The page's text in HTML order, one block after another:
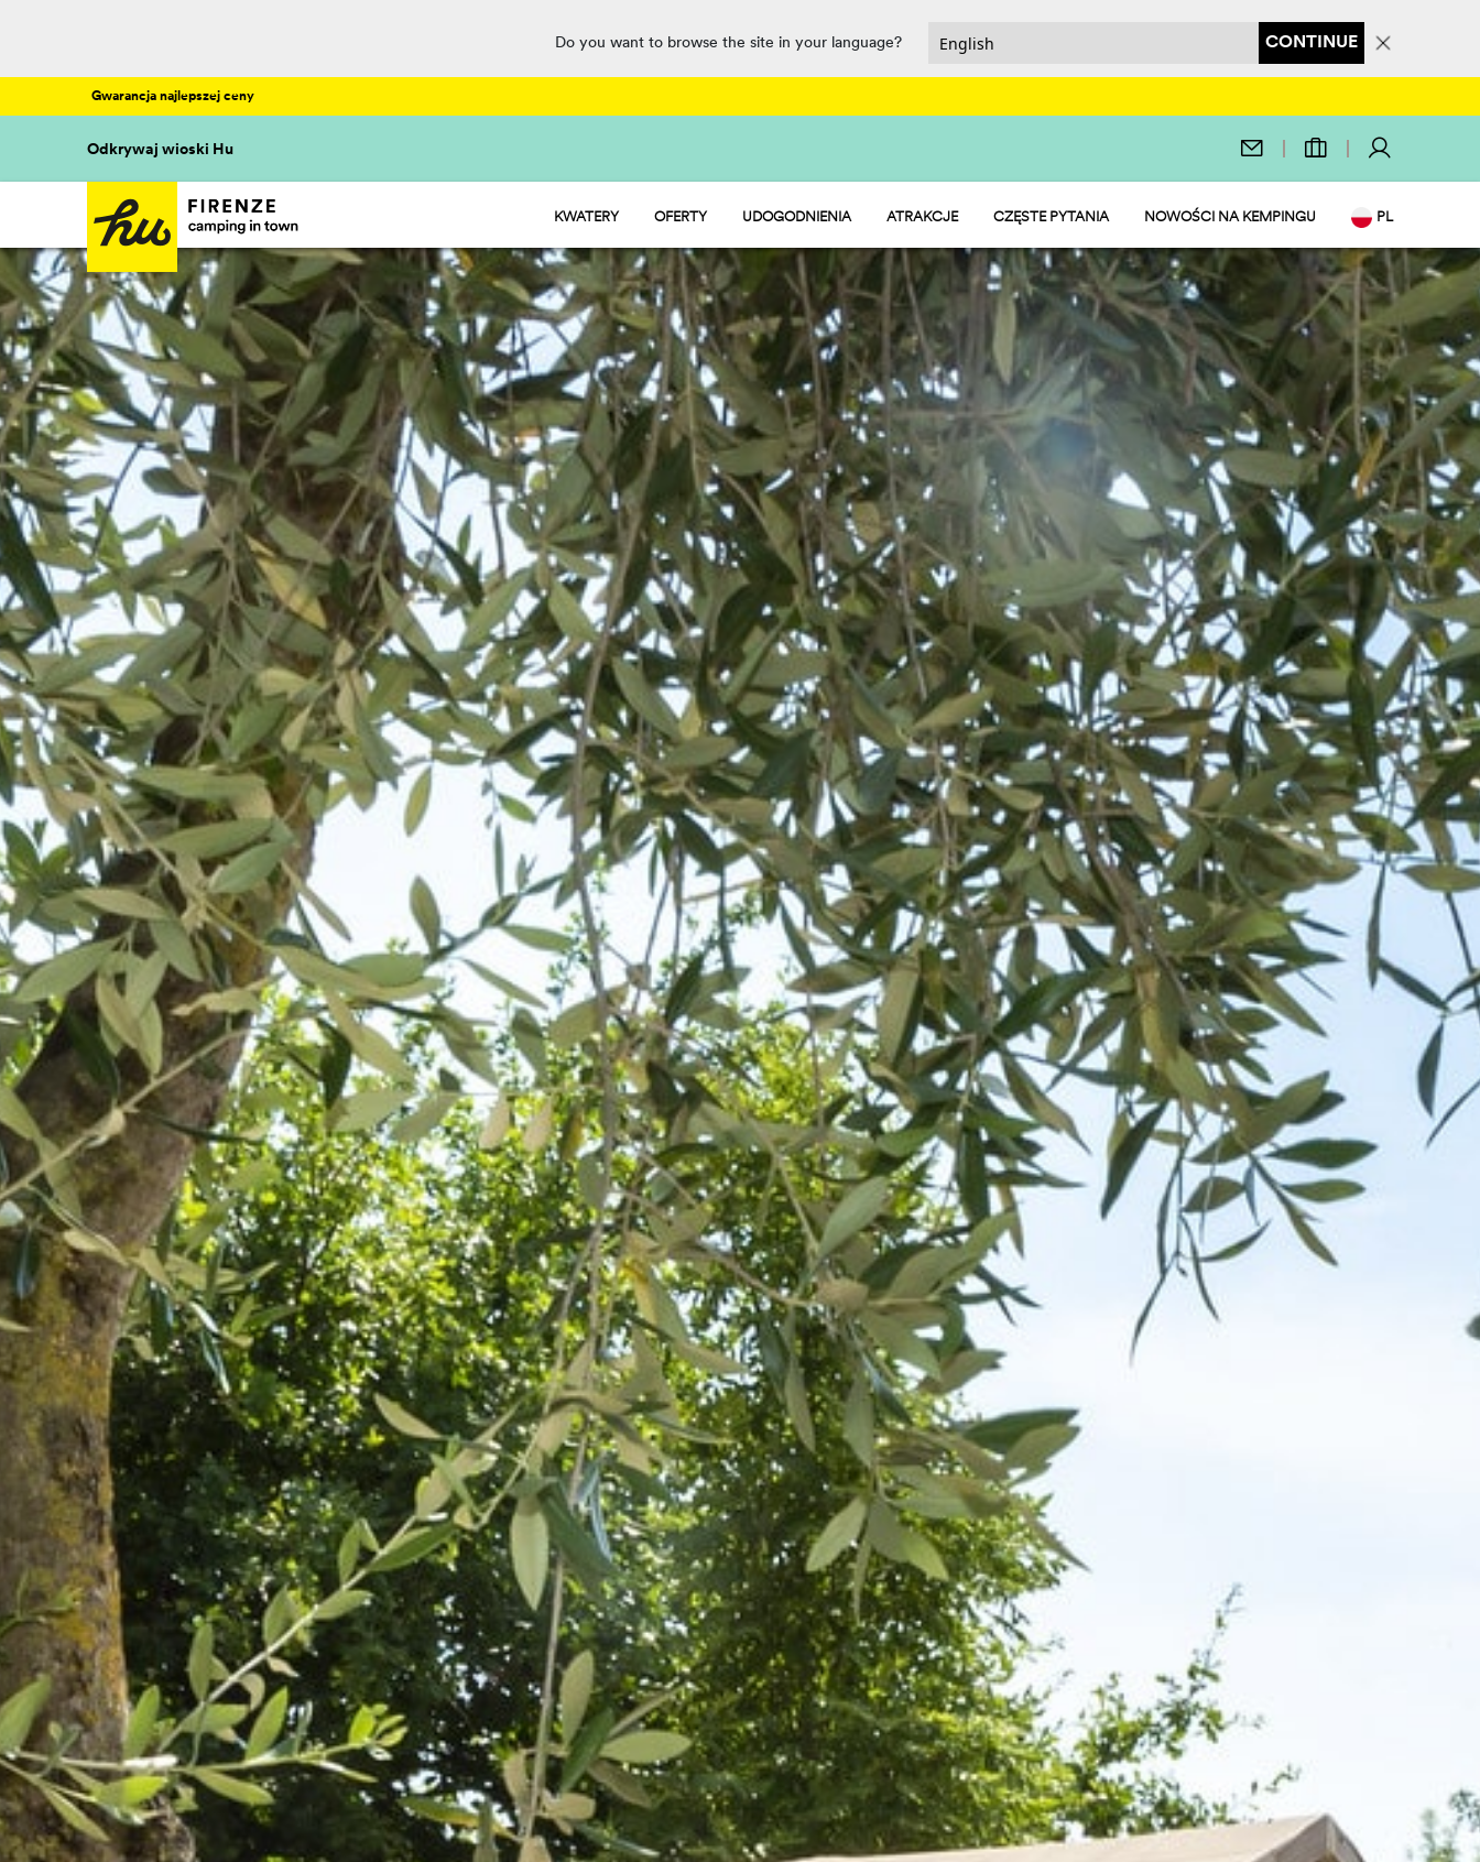
Do you want to browse the site in your language? CONTINUE
Gwarancja najlepszej ceny
Odkrywaj wioski Hu
KWATERY
HU CAMP - BOISKA
HU GLAMP - NAMIOTY
OFERTY UDOGODNIENIA
GASTRONOMIA, MARKET I PUNKT USŁUGOWY
SPORT I ZABAWA
WATER PARK
PET FRIENDLY
ATRAKCJE CZĘSTE PYTANIA NOWOŚCI NA KEMPINGU PL
IT
DE
NL
FR